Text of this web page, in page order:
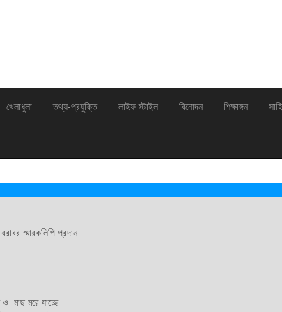
খেলাধুলা তথ্য-প্রযুক্তি লাইফ স্টাইল বিনোদন শিক্ষাঙ্গন
স্মারকলিপি প্রদান
ও মাছ মরে যাচ্ছে